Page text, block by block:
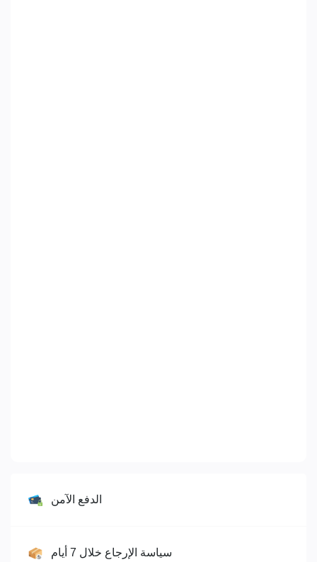
الدفع الآمن
سياسة الإرجاع خلال 7 أيام